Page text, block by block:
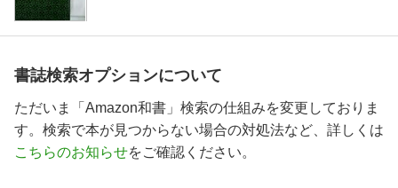
書誌検索オプションについて
ただいま「Amazon和書」検索の仕組みを変更しておりま
す。検索で本が見つからない場合の対処法など、詳しくは
こちらのお知らせをご確認ください。